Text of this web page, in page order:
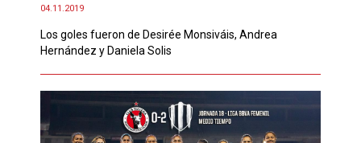
04.11.2019
Los goles fueron de Desirée Monsiváis, Andrea
Hernández y Daniela Solis